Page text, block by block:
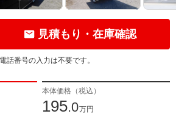
見積もり・在庫確認
話番号の入力は不要です。
本体価格（税込）
195.0万円